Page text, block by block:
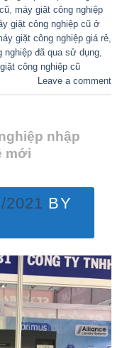
máy giặt công nghiệp
giặt công nghiệp cũ ở
giặt công nghiệp giá rẻ
nghiệp đã qua sử dụng
công nghiệp cũ
Leave a comment
nhập
mới
2021 BY